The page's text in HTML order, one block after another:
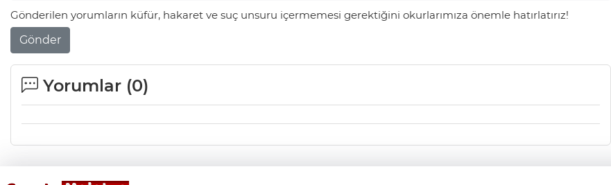
Gönderilen yorumların küfür, hakaret ve suç unsuru içermemesi gerektiğini okurlarımıza önemle hatırlatırız!
Gönder
Yorumlar (0)